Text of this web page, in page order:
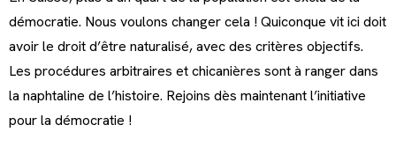
démocratie. Nous voulons changer cela ! Quiconque vit ici doit
avoir le droit d’être naturalisé, avec des critères objectifs.
Les procédures arbitraires et chicanières sont à ranger dans
la naphtaline de l’histoire. Rejoins dès maintenant l’initiative
pour la démocratie !